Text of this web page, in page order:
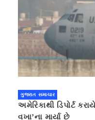
ગુજરાત સમાચાર
અમેરિકાથી ડિપોર્ટ
વખા’ના માર્યા છે